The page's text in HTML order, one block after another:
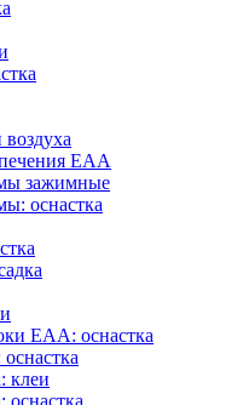
EAA
зажимные
оснастка
EAA: оснастка
клеи
оснастка